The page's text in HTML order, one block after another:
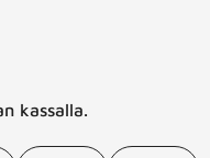
kassalla.